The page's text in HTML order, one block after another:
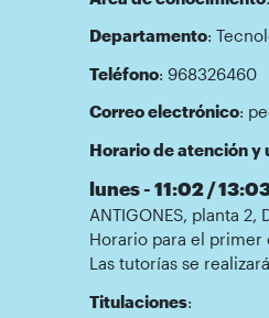
Departamento:
Teléfono: 968326460
Correo electrónico:
Horario de atención
lunes - 11:02 /
ANTIGONES, planta 2,
Horario para el primer
Las tutorías se
Titulaciones: